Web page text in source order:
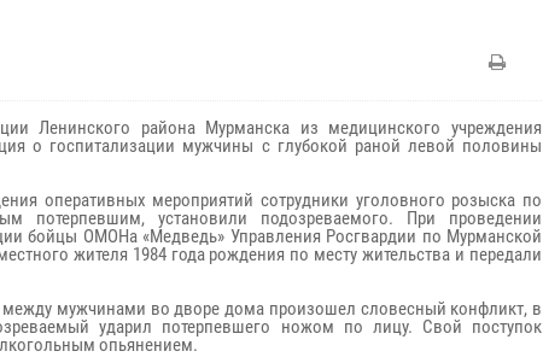
Ленинского района Мурманска из медицинского учреждения
о госпитализации мужчины с глубокой раной левой половины
оперативных мероприятий сотрудники уголовного розыска по
потерпевшим, установили подозреваемого. При проведении
бойцы ОМОНа «Медведь» Управления Росгвардии по Мурманской
жителя 1984 года рождения по месту жительства и передали
между мужчинами во дворе дома произошел словесный конфликт, в
ударил потерпевшего ножом по лицу. Свой поступок
опьянением.